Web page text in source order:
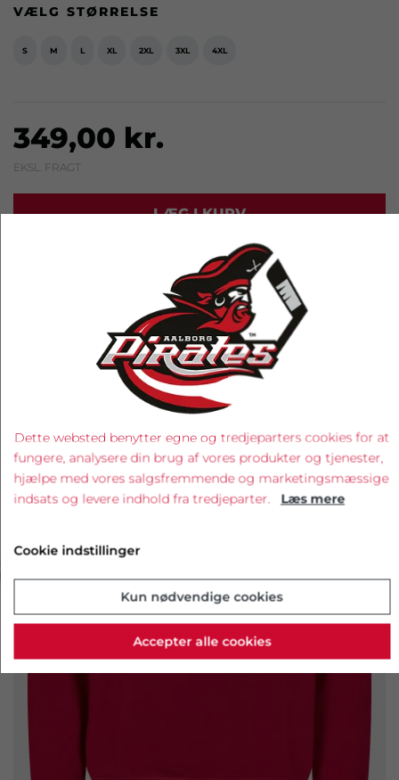
VÆLG STØRRELSE
S M L XL 2XL 3XL 4XL
349,00 kr.
EKSL. FRAGT
LÆG I KURV
RELATEREDE PRODUKTER
‹ ›
Dette websted benytter egne og tredjeparters cookies for at
fungere, analysere din brug af vores produkter og tjenester,
hjælpe med vores salgsfremmende og marketingsmæssige
indsats og levere indhold fra tredjeparter. Læs mere
Cookie indstillinger
Kun nødvendige cookies
Accepter alle cookies